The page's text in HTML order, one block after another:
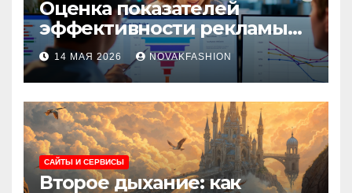
Оценка показателей
эффективности рекламы
при атрибуции
множественных точек
касания
14 МАЯ 2026 NOVAKFASHION
САЙТЫ И СЕРВИСЫ
Второе дыхание: как